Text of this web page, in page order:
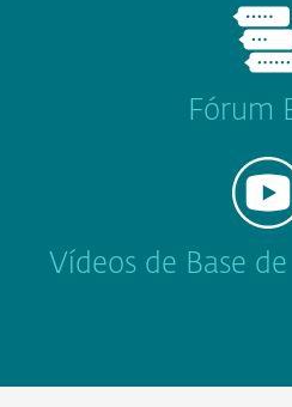
Fórum
Vídeos de Base